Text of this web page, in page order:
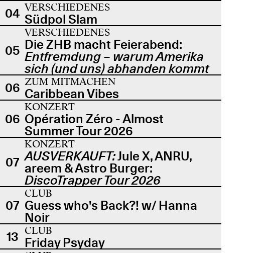
04 VERSCHIEDENES
Südpol Slam
05
VERSCHIEDENES
Die ZHB macht Feierabend:
Entfremdung – warum Amerika
sich (und uns) abhanden kommt
06 ZUM MITMACHEN
Caribbean Vibes
06
KONZERT
Opération Zéro - Almost
Summer Tour 2026
07
KONZERT
AUSVERKAUFT:Jule X, ANRU,
areem & Astro Burger:
DiscoTrapper Tour 2026
07
CLUB
Guess who's Back?! w/ Hanna
Noir
13 CLUB
Friday Psyday